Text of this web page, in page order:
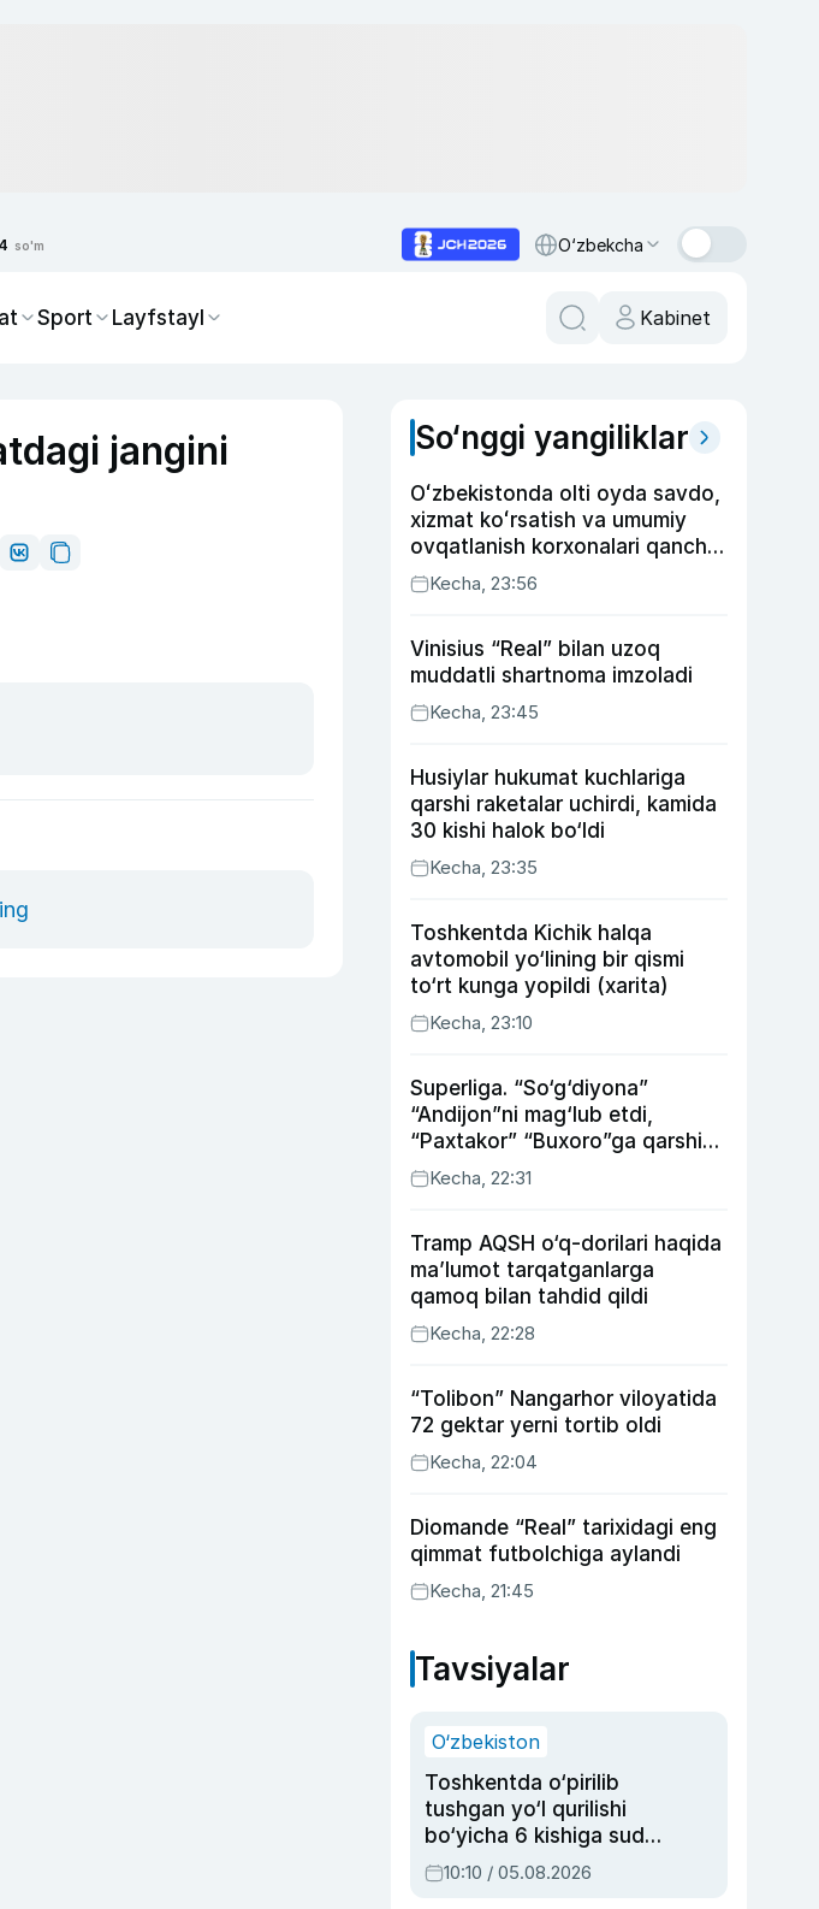
so'm O‘zbekcha
Sport Layfstayl Kabinet
jangini
So‘nggi yangiliklar
Oʻzbekistonda olti oyda savdo,
xizmat koʻrsatish va umumiy
ovqatlanish korxonalari qancha
soliq toʻlagani ochiqlandi
Kecha, 23:56
Vinisius “Real” bilan uzoq
muddatli shartnoma imzoladi
Kecha, 23:45
Husiylar hukumat kuchlariga
qarshi raketalar uchirdi, kamida
30 kishi halok bo‘ldi
Kecha, 23:35
Toshkentda Kichik halqa
avtomobil yo‘lining bir qismi
to‘rt kunga yopildi (xarita)
Kecha, 23:10
Superliga. “So‘g‘diyona”
“Andijon”ni mag‘lub etdi,
“Paxtakor” “Buxoro”ga qarshi
bahsda g‘alabani qo‘ldan
chiqardi
Kecha, 22:31
Tramp AQSH o‘q-dorilari haqida
ma’lumot tarqatganlarga
qamoq bilan tahdid qildi
Kecha, 22:28
“Tolibon” Nangarhor viloyatida
72 gektar yerni tortib oldi
Kecha, 22:04
Diomande “Real” tarixidagi eng
qimmat futbolchiga aylandi
Kecha, 21:45
Tavsiyalar
O‘zbekiston
Toshkentda o‘pirilib
tushgan yo‘l qurilishi
bo‘yicha 6 kishiga sud
hukmi o‘qildi
10:10 / 05.08.2026